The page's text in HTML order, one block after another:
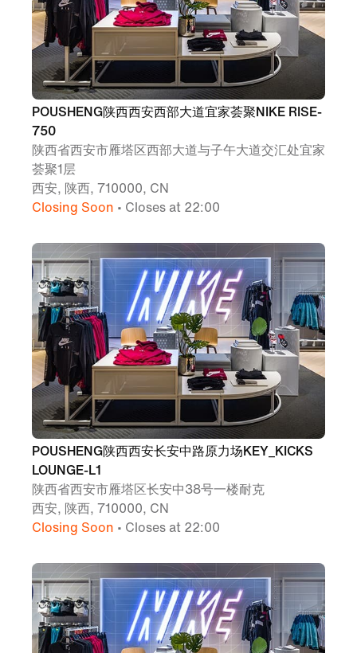
POUSHENG陕西西安西部大道宜家荟聚NIKE RISE-
750
陕西省西安市雁塔区西部大道与子午大道交汇处宜家
荟聚1层
西安, 陕西, 710000, CN
Closing Soon • Closes at 22:00
POUSHENG陕西西安长安中路原力场KEY_KICKS
LOUNGE-L1
陕西省西安市雁塔区长安中38号一楼耐克
西安, 陕西, 710000, CN
Closing Soon • Closes at 22:00